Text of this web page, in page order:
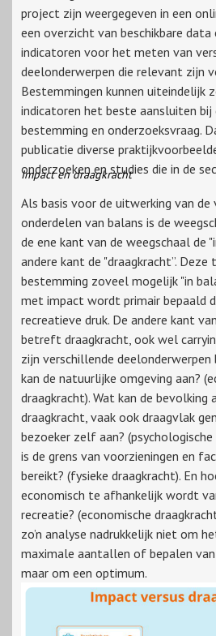
project zijn weergegeven in een
een overzicht van beschikbare data
indicatoren voor het meten van
deelonderwerpen die relevant zijn
Bestemmingen kunnen uiteindelijk
indicatoren het beste aansluiten bij
bestemming en onderzoeksvraag.
publicatie diverse
onderzoeken en studies die in de
Impact en draagkracht
Als basis voor de uitwerking van de
onderdelen van balans is de
de ene kant van de weegschaal de
andere kant de "draagkracht”.
bestemming zoveel mogelijk "in
met impact wordt primair bepaald
recreatieve druk. De andere kant
betreft draagkracht, ook wel
zijn verschillende deelonderwerpen
kan de natuurlijke omgeving aan?
draagkracht). Wat kan de bevolking
draagkracht, vaak ook draagvlak
bezoeker zelf aan? (psychologische
is de grens van voorzieningen en
bereikt? (fysieke draagkracht). En
economisch te afhankelijk wordt
recreatie? (economische
zo’n analyse nadrukkelijk niet om
maximale aantallen of bepalen
maar om een optimum.